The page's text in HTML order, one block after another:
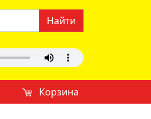
Найти
Корзина